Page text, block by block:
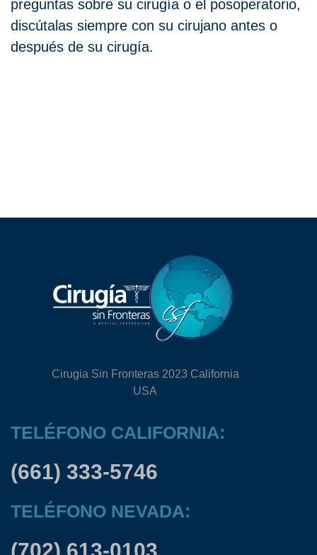
preguntas sobre su cirugía o el posoperatorio,
discútalas siempre con su cirujano antes o
después de su cirugía.
Cirugia Sin Fronteras 2023 California
USA
TELÉFONO CALIFORNIA:
(661) 333-5746
TELÉFONO NEVADA: